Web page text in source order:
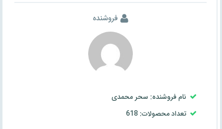
فروشنده
نام فروشنده: سحر محمدی
تعداد محصولات: 618